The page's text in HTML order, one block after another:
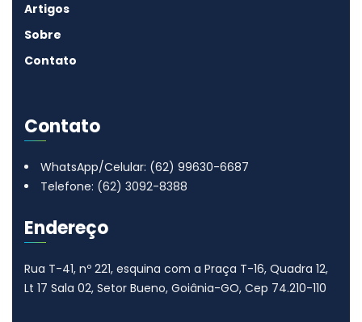
Artigos
Sobre
Contato
Contato
WhatsApp/Celular: (62) 99630-6687
Telefone: (62) 3092-8388
Endereço
Rua T-41, nº 221, esquina com a Praça T-16, Quadra 12,
Lt 17 Sala 02, Setor Bueno, Goiânia-GO, Cep 74.210-110